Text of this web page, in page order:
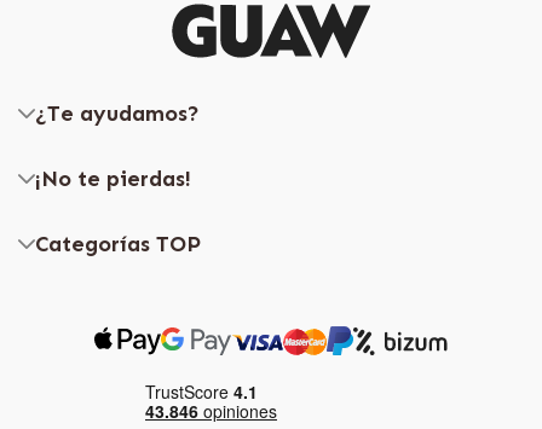
¿Te ayudamos?
¡No te pierdas!
Categorías TOP